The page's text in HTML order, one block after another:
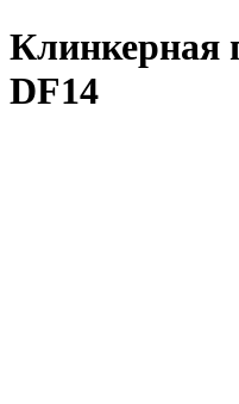
Клинкерная
DF14